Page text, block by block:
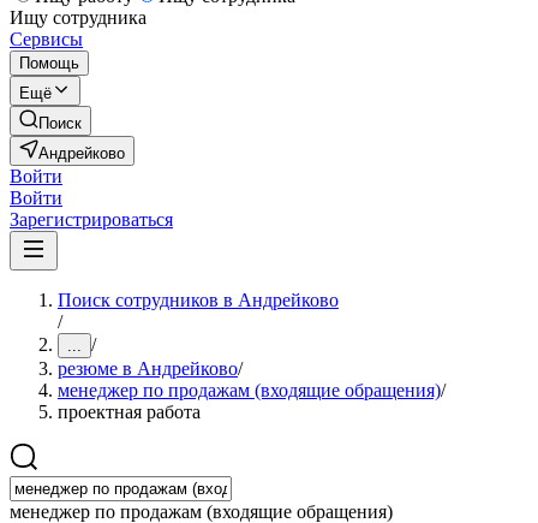
Ищу сотрудника
Сервисы
Помощь
Ещё
Поиск
Андрейково
Войти
Войти
Зарегистрироваться
Поиск сотрудников в Андрейково
/
... /
резюме в Андрейково/
менеджер по продажам (входящие обращения)/
проектная работа
менеджер по продажам (входящие обращения)